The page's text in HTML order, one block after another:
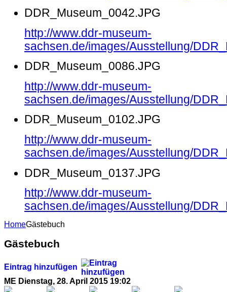
DDR_Museum_0042.JPG
http://www.ddr-museum-
sachsen.de/images/Ausstellung/
DDR_Museum_0086.JPG
http://www.ddr-museum-
sachsen.de/images/Ausstellung/
DDR_Museum_0102.JPG
http://www.ddr-museum-
sachsen.de/images/Ausstellung/
DDR_Museum_0137.JPG
http://www.ddr-museum-
sachsen.de/images/Ausstellung/
HomeGästebuch
Gästebuch
Eintrag hinzufügen
ME Dienstag, 28. April 2015 19:02